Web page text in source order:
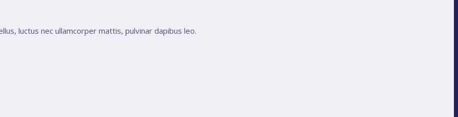
luctus nec ullamcorper mattis, pulvinar dapibus leo.